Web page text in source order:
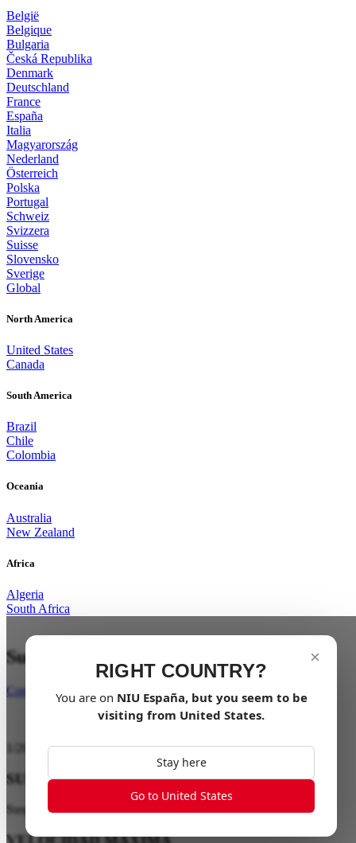
België
Belgique
Bulgaria
Česká Republika
Denmark
Deutschland
France
España
Italia
Magyarország
Nederland
Österreich
Polska
Portugal
Schweiz
Svizzera
Suisse
Slovensko
Sverige
Global
North America
United States
Canada
South America
Brazil
Chile
Colombia
Oceania
Australia
New Zealand
Africa
Algeria
South Africa
×
RIGHT COUNTRY?
You are on NIU España, but you seem to be
visiting from United States.
Stay here
Go to United States
Suspende tus límites
Comprar ahora
SUSPENSIÓN
Suspensión delantera de doble tubo